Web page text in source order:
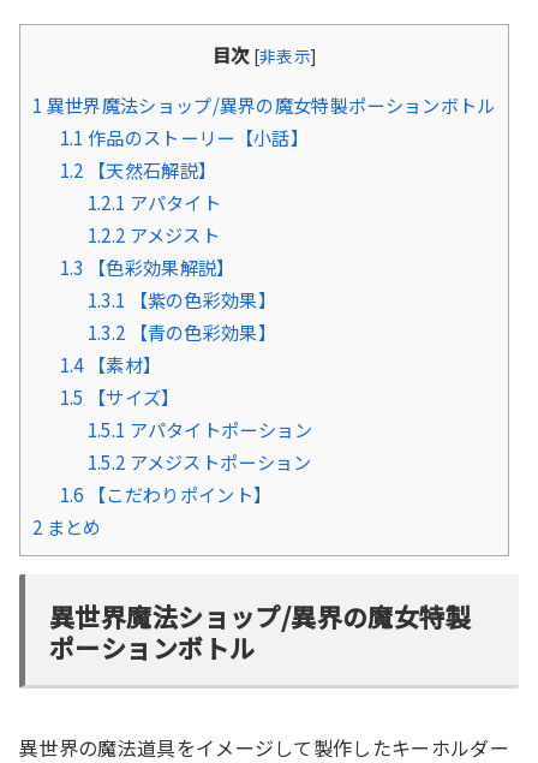
目次 [非表示]
1 異世界魔法ショップ/異界の魔女特製ポーションボトル
1.1 作品のストーリー【小話】
1.2 【天然石解説】
1.2.1 アパタイト
1.2.2 アメジスト
1.3 【色彩効果解説】
1.3.1 【紫の色彩効果】
1.3.2 【青の色彩効果】
1.4【素材】
1.5 【サイズ】
1.5.1 アパタイトポーション
1.5.2 アメジストポーション
1.6 【こだわりポイント】
2 まとめ
異世界魔法ショップ/異界の魔女特製
ポーションボトル
異世界の魔法道具をイメージして製作したキーホルダー